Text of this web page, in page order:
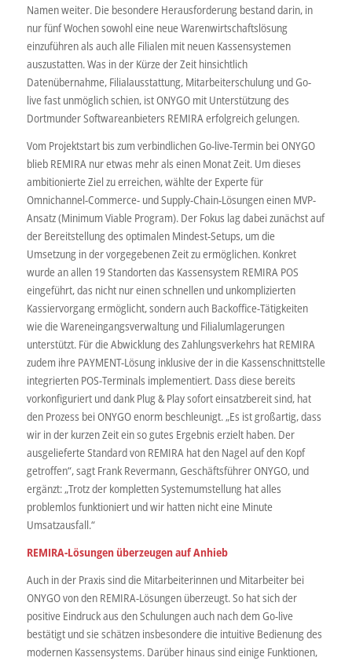
Namen weiter. Die besondere Herausforderung bestand darin, in
nur fünf Wochen sowohl eine neue Warenwirtschaftslösung
einzuführen als auch alle Filialen mit neuen Kassensystemen
auszustatten. Was in der Kürze der Zeit hinsichtlich
Datenübernahme, Filialausstattung, Mitarbeiterschulung und Go-
live fast unmöglich schien, ist ONYGO mit Unterstützung des
Dortmunder Softwareanbieters REMIRA erfolgreich gelungen.
Vom Projektstart bis zum verbindlichen Go-live-Termin bei ONYGO
blieb REMIRA nur etwas mehr als einen Monat Zeit. Um dieses
ambitionierte Ziel zu erreichen, wählte der Experte für
Omnichannel-Commerce- und Supply-Chain-Lösungen einen MVP-
Ansatz (Minimum Viable Program). Der Fokus lag dabei zunächst auf
der Bereitstellung des optimalen Mindest-Setups, um die
Umsetzung in der vorgegebenen Zeit zu ermöglichen. Konkret
wurde an allen 19 Standorten das Kassensystem REMIRA POS
eingeführt, das nicht nur einen schnellen und unkomplizierten
Kassiervorgang ermöglicht, sondern auch Backoffice-Tätigkeiten
wie die Wareneingangsverwaltung und Filialumlagerungen
unterstützt. Für die Abwicklung des Zahlungsverkehrs hat REMIRA
zudem ihre PAYMENT-Lösung inklusive der in die Kassenschnittstelle
integrierten POS-Terminals implementiert. Dass diese bereits
vorkonfiguriert und dank Plug & Play sofort einsatzbereit sind, hat
den Prozess bei ONYGO enorm beschleunigt. „Es ist großartig, dass
wir in der kurzen Zeit ein so gutes Ergebnis erzielt haben. Der
ausgelieferte Standard von REMIRA hat den Nagel auf den Kopf
getroffen“, sagt Frank Revermann, Geschäftsführer ONYGO, und
ergänzt: „Trotz der kompletten Systemumstellung hat alles
problemlos funktioniert und wir hatten nicht eine Minute
Umsatzausfall.“
REMIRA-Lösungen überzeugen auf Anhieb
Auch in der Praxis sind die Mitarbeiterinnen und Mitarbeiter bei
ONYGO von den REMIRA-Lösungen überzeugt. So hat sich der
positive Eindruck aus den Schulungen auch nach dem Go-live
bestätigt und sie schätzen insbesondere die intuitive Bedienung des
modernen Kassensystems. Darüber hinaus sind einige Funktionen,